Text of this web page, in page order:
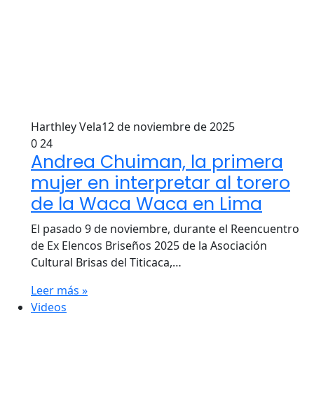
Harthley Vela12 de noviembre de 2025
024
Andrea Chuiman, la primera
mujer en interpretar al torero
de la Waca Waca en Lima
El pasado 9 de noviembre, durante el Reencuentro
de Ex Elencos Briseños 2025 de la Asociación
Cultural Brisas del Titicaca,…
Leer más »
Videos